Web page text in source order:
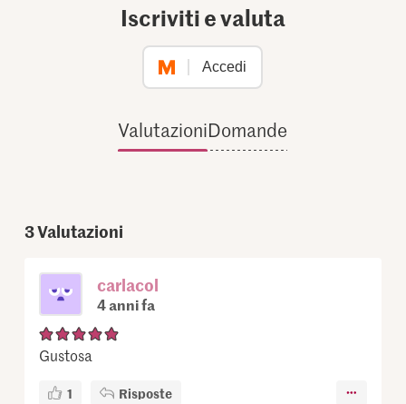
Iscriviti e valuta
Accedi
ValutazioniDomande
3Valutazioni
carlacol
4 anni fa
Gustosa
1 Risposte